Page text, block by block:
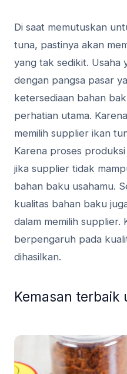
Di saat memutuskan
tuna, pastinya akan
yang tak sedikit. Usaha
dengan pangsa pasar
ketersediaan bahan
perhatian utama.
memilih supplier ikan
Karena proses
jika supplier tidak
bahan baku usahamu.
kualitas bahan baku
dalam memilih supplier.
berpengaruh pada
dihasilkan.
Kemasan